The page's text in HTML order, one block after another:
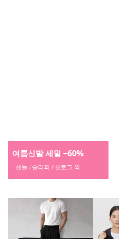
마르디메크르디
브랜드샵 찜하고 3천 원 쿠폰 받기